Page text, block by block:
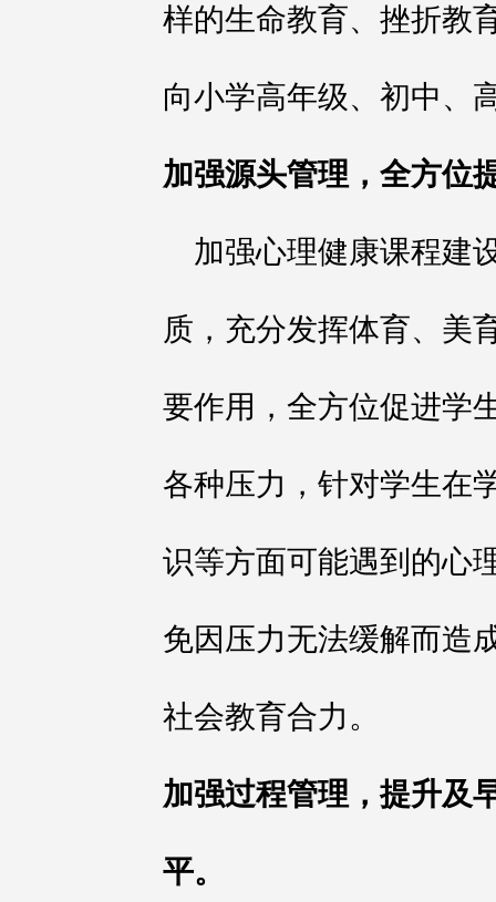
样的生命教育、挫折教
向小学高年级、初中、
加强源头管理，全方位
加强心理健康课程建
质，充分发挥体育、美
要作用，全方位促进学
各种压力，针对学生在
识等方面可能遇到的心
免因压力无法缓解而造
社会教育合力。
加强过程管理，提升及
平。